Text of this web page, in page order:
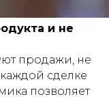
и не
продажи, не
сделке
позволяет